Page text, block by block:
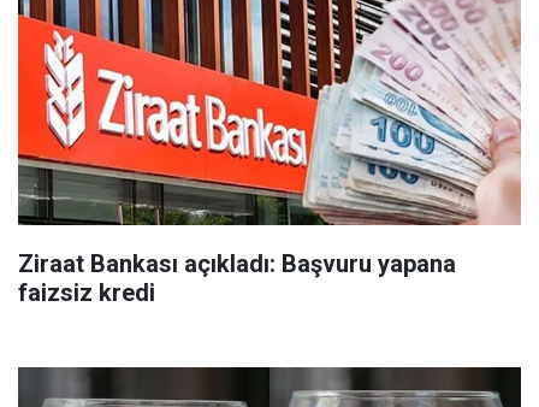
Ziraat Bankası açıkladı: Başvuru yapana
faizsiz kredi